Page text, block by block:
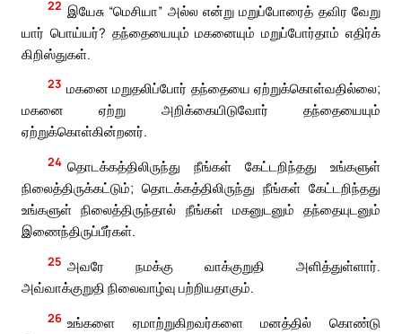
22 இயேசு “மெசியா” அல்ல என்று மறுப்போரைத் தவிர வேறு
யார் பொய்யர்? தந்தையையும் மகனையும் மறுப்போர்தாம் எதிர்க்
கிறிஸ்துகள்.
23 மகனை மறுதலிப்போர் தந்தையை ஏற்றுக்கொள்வதில்லை;
மகனை ஏற்று அறிக்கையிடுவோர் தந்தையையும்
ஏற்றுக்கொள்கின்றனர்.
24 தொடக்கத்திலிருந்து நீங்கள் கேட்டறிந்தது உங்களுள்
நிலைத்திருக்கட்டும்; தொடக்கத்திலிருந்து நீங்கள் கேட்டறிந்தது
உங்களுள் நிலைத்திருந்தால் நீங்கள் மகனுடனும் தந்தையுடனும்
இணைந்திருப்பீர்கள்.
25 அவரே நமக்கு வாக்குறுதி அளித்துள்ளார்.
அவ்வாக்குறுதி நிலைவாழ்வு பற்றியதாகும்.
26 உங்களை ஏமாற்றுகிறவர்களை மனத்தில் கொண்டு